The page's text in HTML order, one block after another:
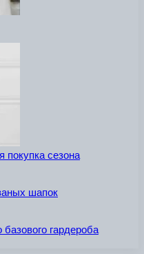
сезона
шапок
гардероба